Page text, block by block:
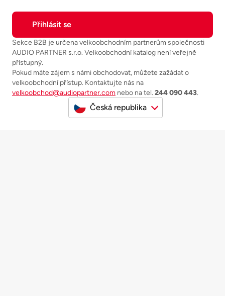
Sekce B2B je určena velkoobchodním partnerům společnosti
AUDIO PARTNER s.r.o. Velkoobchodní katalog není veřejně
přístupný.
Pokud máte zájem s námi obchodovat, můžete zažádat o
velkoobchodní přístup. Kontaktujte nás na
velkoobchod@audiopartner.com nebo na tel. 244 090 443.
Česká republika